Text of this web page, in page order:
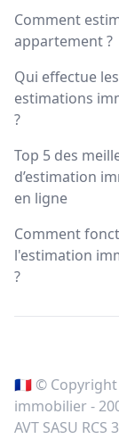
Comment
appartement ?
Qui effectue les
estimations
?
Top 5 des
d’estimation
en ligne
Comment
l'estimation
?
🇫🇷 © Copyright
immobilier -
AVT SASU